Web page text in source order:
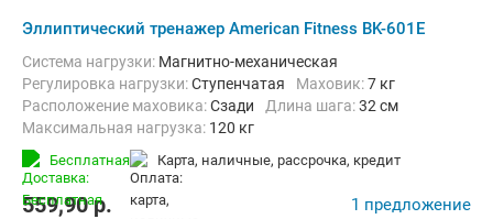
Эллиптический тренажер American Fitness BK-601E
Система нагрузки: Магнитно-механическая
Регулировка нагрузки:Ступенчатая Маховик:7 кг
Расположение маховика:Сзади Длина шага:32 см
Максимальная нагрузка: 120 кг
Бесплатная карта, наличные, рассрочка, кредит
559,90p. 1 предложение